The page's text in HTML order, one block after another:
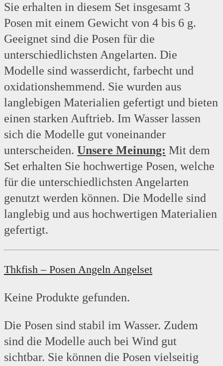
Sie erhalten in diesem Set insgesamt 3
Posen mit einem Gewicht von 4 bis 6 g.
Geeignet sind die Posen für die
unterschiedlichsten Angelarten. Die
Modelle sind wasserdicht, farbecht und
oxidationshemmend. Sie wurden aus
langlebigen Materialien gefertigt und bieten
einen starken Auftrieb. Im Wasser lassen
sich die Modelle gut voneinander
unterscheiden. Unsere Meinung: Mit dem
Set erhalten Sie hochwertige Posen, welche
für die unterschiedlichsten Angelarten
genutzt werden können. Die Modelle sind
langlebig und aus hochwertigen Materialien
gefertigt.
Thkfish – Posen Angeln Angelset
Keine Produkte gefunden.
Die Posen sind stabil im Wasser. Zudem
sind die Modelle auch bei Wind gut
sichtbar. Sie können die Posen vielseitig